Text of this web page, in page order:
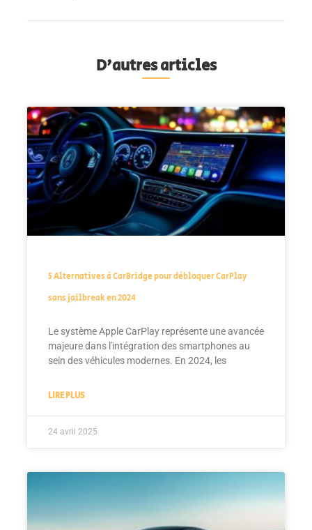
D'autres articles
5 Alternatives à CarBridge pour débloquer CarPlay
sans jailbreak en 2024
Le système Apple CarPlay représente une avancée
majeure dans l'intégration des smartphones au
sein des véhicules modernes. En 2024, les
LIRE PLUS
24 avril 2025